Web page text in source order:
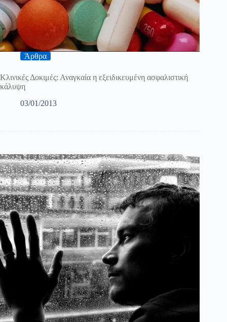
Άρθρα
Κλινικές Δοκιμές: Αναγκαία η εξειδικευμένη ασφαλιστική
κάλυψη
03/01/2013